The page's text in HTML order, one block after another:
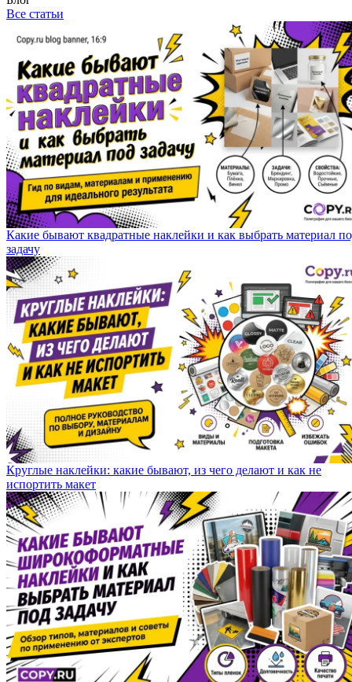
Все статьи
Какие бывают квадратные наклейки и как выбрать материал
задачу
Круглые наклейки: какие бывают, из чего делают и как не
испортить макет